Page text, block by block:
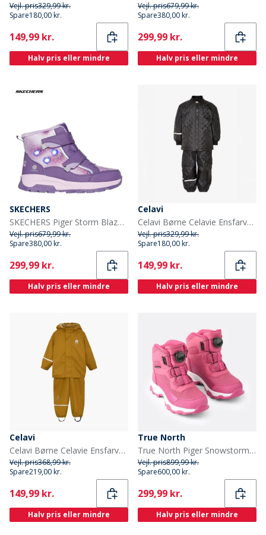
Vejl. pris329,99 kr.
Spare180,00 kr.
Current
149,99 kr.
Halv pris eller mindre
Vejl. pris679,99 kr.
Spare380,00 kr.
Current
299,99 kr.
Halv pris eller mindre
SKECHERS
SKECHERS Piger Storm Blazer Vandtætte Sko Lilla
Vejl. pris679,99 kr.
Spare380,00 kr.
Current
299,99 kr.
Halv pris eller mindre
Celavi
Celavi Børne Celavie Ensfarvet Basis Termosæt Sort
Vejl. pris329,99 kr.
Spare180,00 kr.
Current
149,99 kr.
Halv pris eller mindre
Celavi
Celavi Børne Celavie Ensfarvet PU Basis Regntøjs Sæt Buckthorn Brown
Vejl. pris368,99 kr.
Spare219,00 kr.
Current
149,99 kr.
Halv pris eller mindre
True North
True North Piger Snowstorm Sko Hindbær
Vejl. pris899,99 kr.
Spare600,00 kr.
Current
299,99 kr.
Halv pris eller mindre